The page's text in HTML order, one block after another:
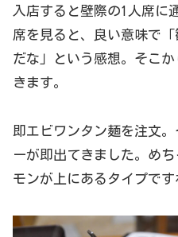
入店すると壁際の1人席に
席を見ると、良い意味で
だな」という感想。そこ
きます。
即エビワンタン麺を注文
ーが即出てきました。め
モンが上にあるタイプです